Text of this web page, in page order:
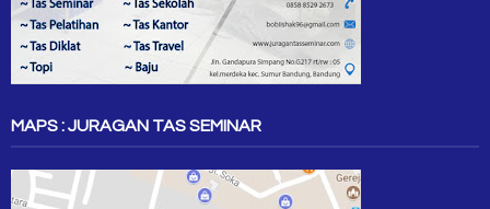
MAPS : JURAGAN TAS SEMINAR